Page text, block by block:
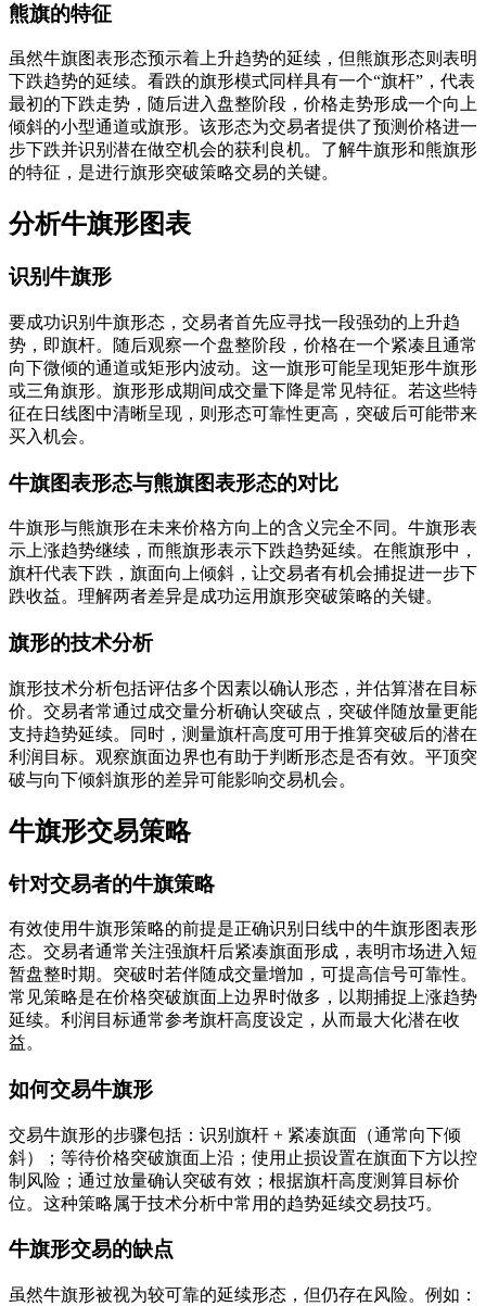
熊旗的特征
虽然牛旗图表形态预示着上升趋势的延续，但熊旗形态则表明
下跌趋势的延续。看跌的旗形模式同样具有一个“旗杆”，代表
最初的下跌走势，随后进入盘整阶段，价格走势形成一个向上
倾斜的小型通道或旗形。该形态为交易者提供了预测价格进一
步下跌并识别潜在做空机会的获利良机。了解牛旗形和熊旗形
的特征，是进行旗形突破策略交易的关键。
分析牛旗形图表
识别牛旗形
要成功识别牛旗形态，交易者首先应寻找一段强劲的上升趋
势，即旗杆。随后观察一个盘整阶段，价格在一个紧凑且通常
向下微倾的通道或矩形内波动。这一旗形可能呈现矩形牛旗形
或三角旗形。旗形形成期间成交量下降是常见特征。若这些特
征在日线图中清晰呈现，则形态可靠性更高，突破后可能带来
买入机会。
牛旗图表形态与熊旗图表形态的对比
牛旗形与熊旗形在未来价格方向上的含义完全不同。牛旗形表
示上涨趋势继续，而熊旗形表示下跌趋势延续。在熊旗形中，
旗杆代表下跌，旗面向上倾斜，让交易者有机会捕捉进一步下
跌收益。理解两者差异是成功运用旗形突破策略的关键。
旗形的技术分析
旗形技术分析包括评估多个因素以确认形态，并估算潜在目标
价。交易者常通过成交量分析确认突破点，突破伴随放量更能
支持趋势延续。同时，测量旗杆高度可用于推算突破后的潜在
利润目标。观察旗面边界也有助于判断形态是否有效。平顶突
破与向下倾斜旗形的差异可能影响交易机会。
牛旗形交易策略
针对交易者的牛旗策略
有效使用牛旗形策略的前提是正确识别日线中的牛旗形图表形
态。交易者通常关注强旗杆后紧凑旗面形成，表明市场进入短
暂盘整时期。突破时若伴随成交量增加，可提高信号可靠性。
常见策略是在价格突破旗面上边界时做多，以期捕捉上涨趋势
延续。利润目标通常参考旗杆高度设定，从而最大化潜在收
益。
如何交易牛旗形
交易牛旗形的步骤包括：识别旗杆 + 紧凑旗面（通常向下倾
斜）；等待价格突破旗面上沿；使用止损设置在旗面下方以控
制风险；通过放量确认突破有效；根据旗杆高度测算目标价
位。这种策略属于技术分析中常用的趋势延续交易技巧。
牛旗形交易的缺点
虽然牛旗形被视为较可靠的延续形态，但仍存在风险。例如：